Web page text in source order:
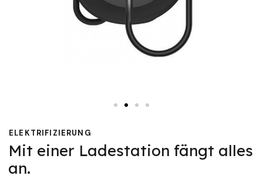
ELEKTRIFIZIERUNG
Mit einer Ladestation fängt alles
an.